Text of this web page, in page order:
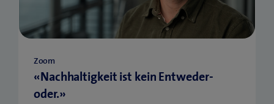
Zoom
«Nachhaltigkeit ist kein Entweder-
oder.»